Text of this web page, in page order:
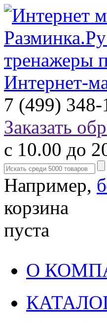
Интернет-
7 (499) 348-
Заказать
с 10.00 до
Например,
корзина
пуста
О